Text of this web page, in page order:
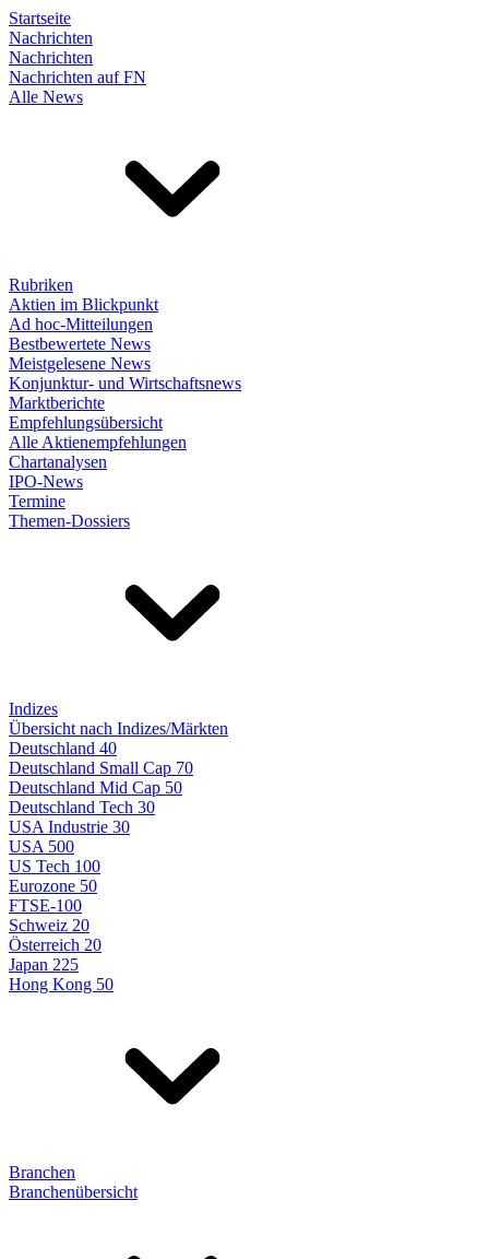
Startseite
Nachrichten
Nachrichten
Nachrichten auf FN
Alle News
Rubriken
Aktien im Blickpunkt
Ad hoc-Mitteilungen
Bestbewertete News
Meistgelesene News
Konjunktur- und Wirtschaftsnews
Marktberichte
Empfehlungsübersicht
Alle Aktienempfehlungen
Chartanalysen
IPO-News
Termine
Themen-Dossiers
Indizes
Übersicht nach Indizes/Märkten
Deutschland 40
Deutschland Small Cap 70
Deutschland Mid Cap 50
Deutschland Tech 30
USA Industrie 30
USA 500
US Tech 100
Eurozone 50
FTSE-100
Schweiz 20
Österreich 20
Japan 225
Hong Kong 50
Branchen
Branchenübersicht